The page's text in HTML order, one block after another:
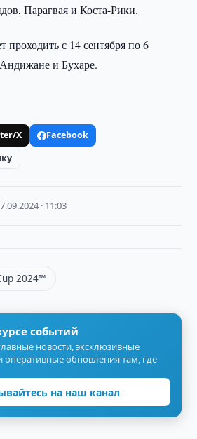
Парагвая и Коста-Рики.
проходить с 14 сентября по 6
и Бухаре.
X
Facebook
· 11:03
2024™
событий
новости, эксклюзивные
оперативные обновления там, где
на наш канал